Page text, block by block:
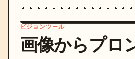
ビジョンツール
画像からプロ